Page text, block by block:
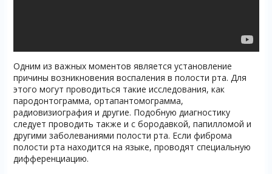
Одним из важных моментов является установление
причины возникновения воспаления в полости рта. Для
этого могут проводиться такие исследования, как
пародонтограмма, ортапантомограмма,
радиовизиография и другие. Подобную диагностику
следует проводить также и с бородавкой, папилломой и
другими заболеваниями полости рта. Если фиброма
полости рта находится на языке, проводят специальную
дифференциацию.